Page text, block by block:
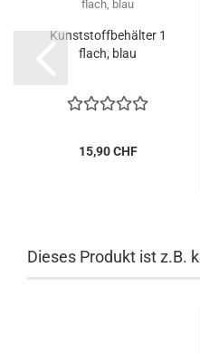
Kunststoffbehälter 1
flach, blau
15,90 CHF
Dieses Produkt ist z.B.